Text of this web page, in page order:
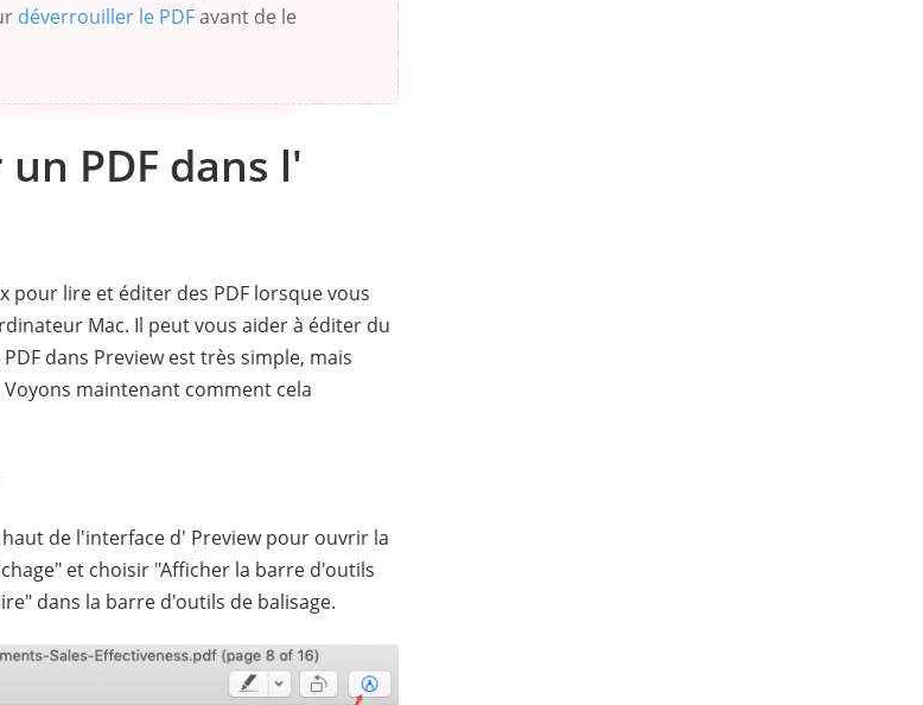
déverrouiller le PDFavant de le
PDF dans l'
pour lire et éditer des PDF lorsque vous
Mac. Il peut vous aider à éditer du
dans Preview est très simple, mais
maintenant comment cela
de l'interface d' Preview pour ouvrir la
et choisir "Afficher la barre d'outils
dans la barre d'outils de balisage.